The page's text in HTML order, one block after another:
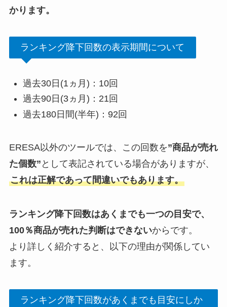
かります。
ランキング降下回数の表示期間について
過去30日(1ヵ月)：10回
過去90日(3ヵ月)：21回
過去180日間(半年)：92回
ERESA以外のツールでは、この回数を”商品が売れ
た個数” として表記されている場合がありますが、
これは正解であって間違いでもあります。
ランキング降下回数はあくまでも一つの目安で、
100％商品が売れた判断はできないからです。
より詳しく紹介すると、以下の理由が関係してい
ます。
ランキング降下回数があくまでも目安にしか